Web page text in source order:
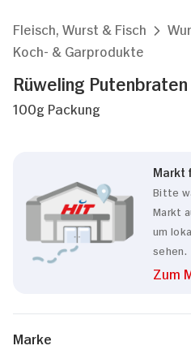
Fleisch, Wurst & Fisch
Koch- & Garprodukte
Rüweling Putenbraten
100g Packung
Markt
Bitte
Markt
um
sehen.
Zum
Marke